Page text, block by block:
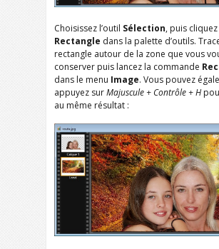
Choisissez l’outil Sélection, puis cliquez
Rectangle dans la palette d’outils.
rectangle autour de la zone que vous
conserver puis lancez la commande
dans le menu Image. Vous pouvez
appuyez surMajuscule + Contrôle + H
au même résultat :